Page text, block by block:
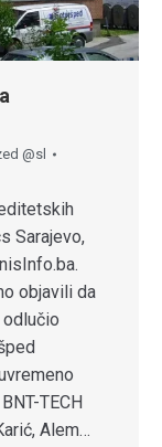
@sl
Sarajevo,
objavili da
TECH
Alem…